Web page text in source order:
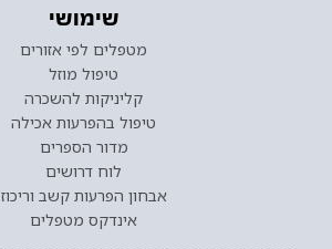
שימושי
מטפלים לפי אזורים
טיפול מוזל
קליניקות להשכרה
טיפול בהפרעות אכילה
מדור הספרים
לוח דרושים
אבחון הפרעות קשב וריכוז
אינדקס מטפלים